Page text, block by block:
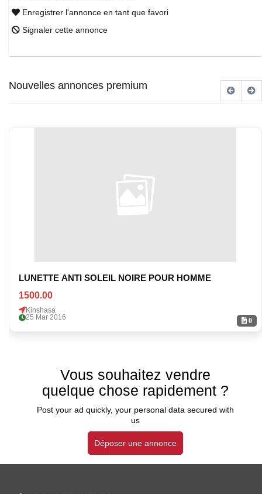
Enregistrer l'annonce en tant que favori
Signaler cette annonce
Nouvelles annonces premium
0
LUNETTE ANTI SOLEIL NOIRE POUR HOMME
1500.00
Kinshasa
25 Mar 2016
Vous souhaitez vendre
quelque chose rapidement ?
Post your ad quickly, your personal data secured with
us
Déposer une annonce